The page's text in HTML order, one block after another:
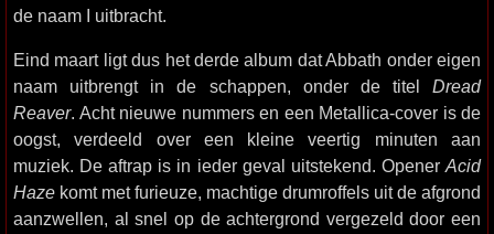
de naam I uitbracht.
Eind maart ligt dus het derde album dat Abbath onder eigen
naam uitbrengt in de schappen, onder de titel Dread
Reaver. Acht nieuwe nummers en een Metallica-cover is de
oogst, verdeeld over een kleine veertig minuten aan
muziek. De aftrap is in ieder geval uitstekend. Opener Acid
Haze komt met furieuze, machtige drumroffels uit de afgrond
aanzwellen, al snel op de achtergrond vergezeld door een